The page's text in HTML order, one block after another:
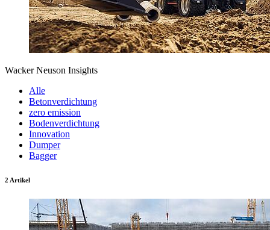
Wacker Neuson Insights
Alle
Betonverdichtung
zero emission
Bodenverdichtung
Innovation
Dumper
Bagger
2 Artikel